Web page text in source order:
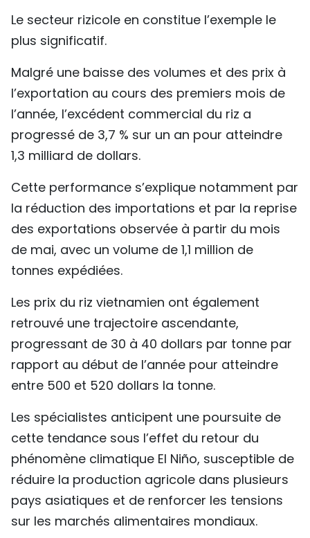
Le secteur rizicole en constitue l’exemple le
plus significatif.
Malgré une baisse des volumes et des prix à
l’exportation au cours des premiers mois de
l’année, l’excédent commercial du riz a
progressé de 3,7 % sur un an pour atteindre
1,3 milliard de dollars.
Cette performance s’explique notamment par
la réduction des importations et par la reprise
des exportations observée à partir du mois
de mai, avec un volume de 1,1 million de
tonnes expédiées.
Les prix du riz vietnamien ont également
retrouvé une trajectoire ascendante,
progressant de 30 à 40 dollars par tonne par
rapport au début de l’année pour atteindre
entre 500 et 520 dollars la tonne.
Les spécialistes anticipent une poursuite de
cette tendance sous l’effet du retour du
phénomène climatique El Niño, susceptible de
réduire la production agricole dans plusieurs
pays asiatiques et de renforcer les tensions
sur les marchés alimentaires mondiaux.